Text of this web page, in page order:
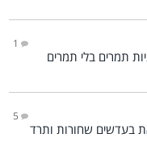
1
תמרים בלי תמרים
5
בעדשים שחורות ותרד